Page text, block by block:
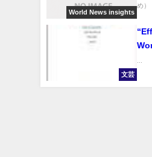
World News insights
文芸
...